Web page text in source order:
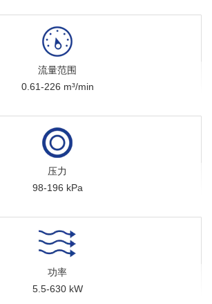
流量范围
0.61-226 m³/min
压力
98-196 kPa
功率
5.5-630 kW